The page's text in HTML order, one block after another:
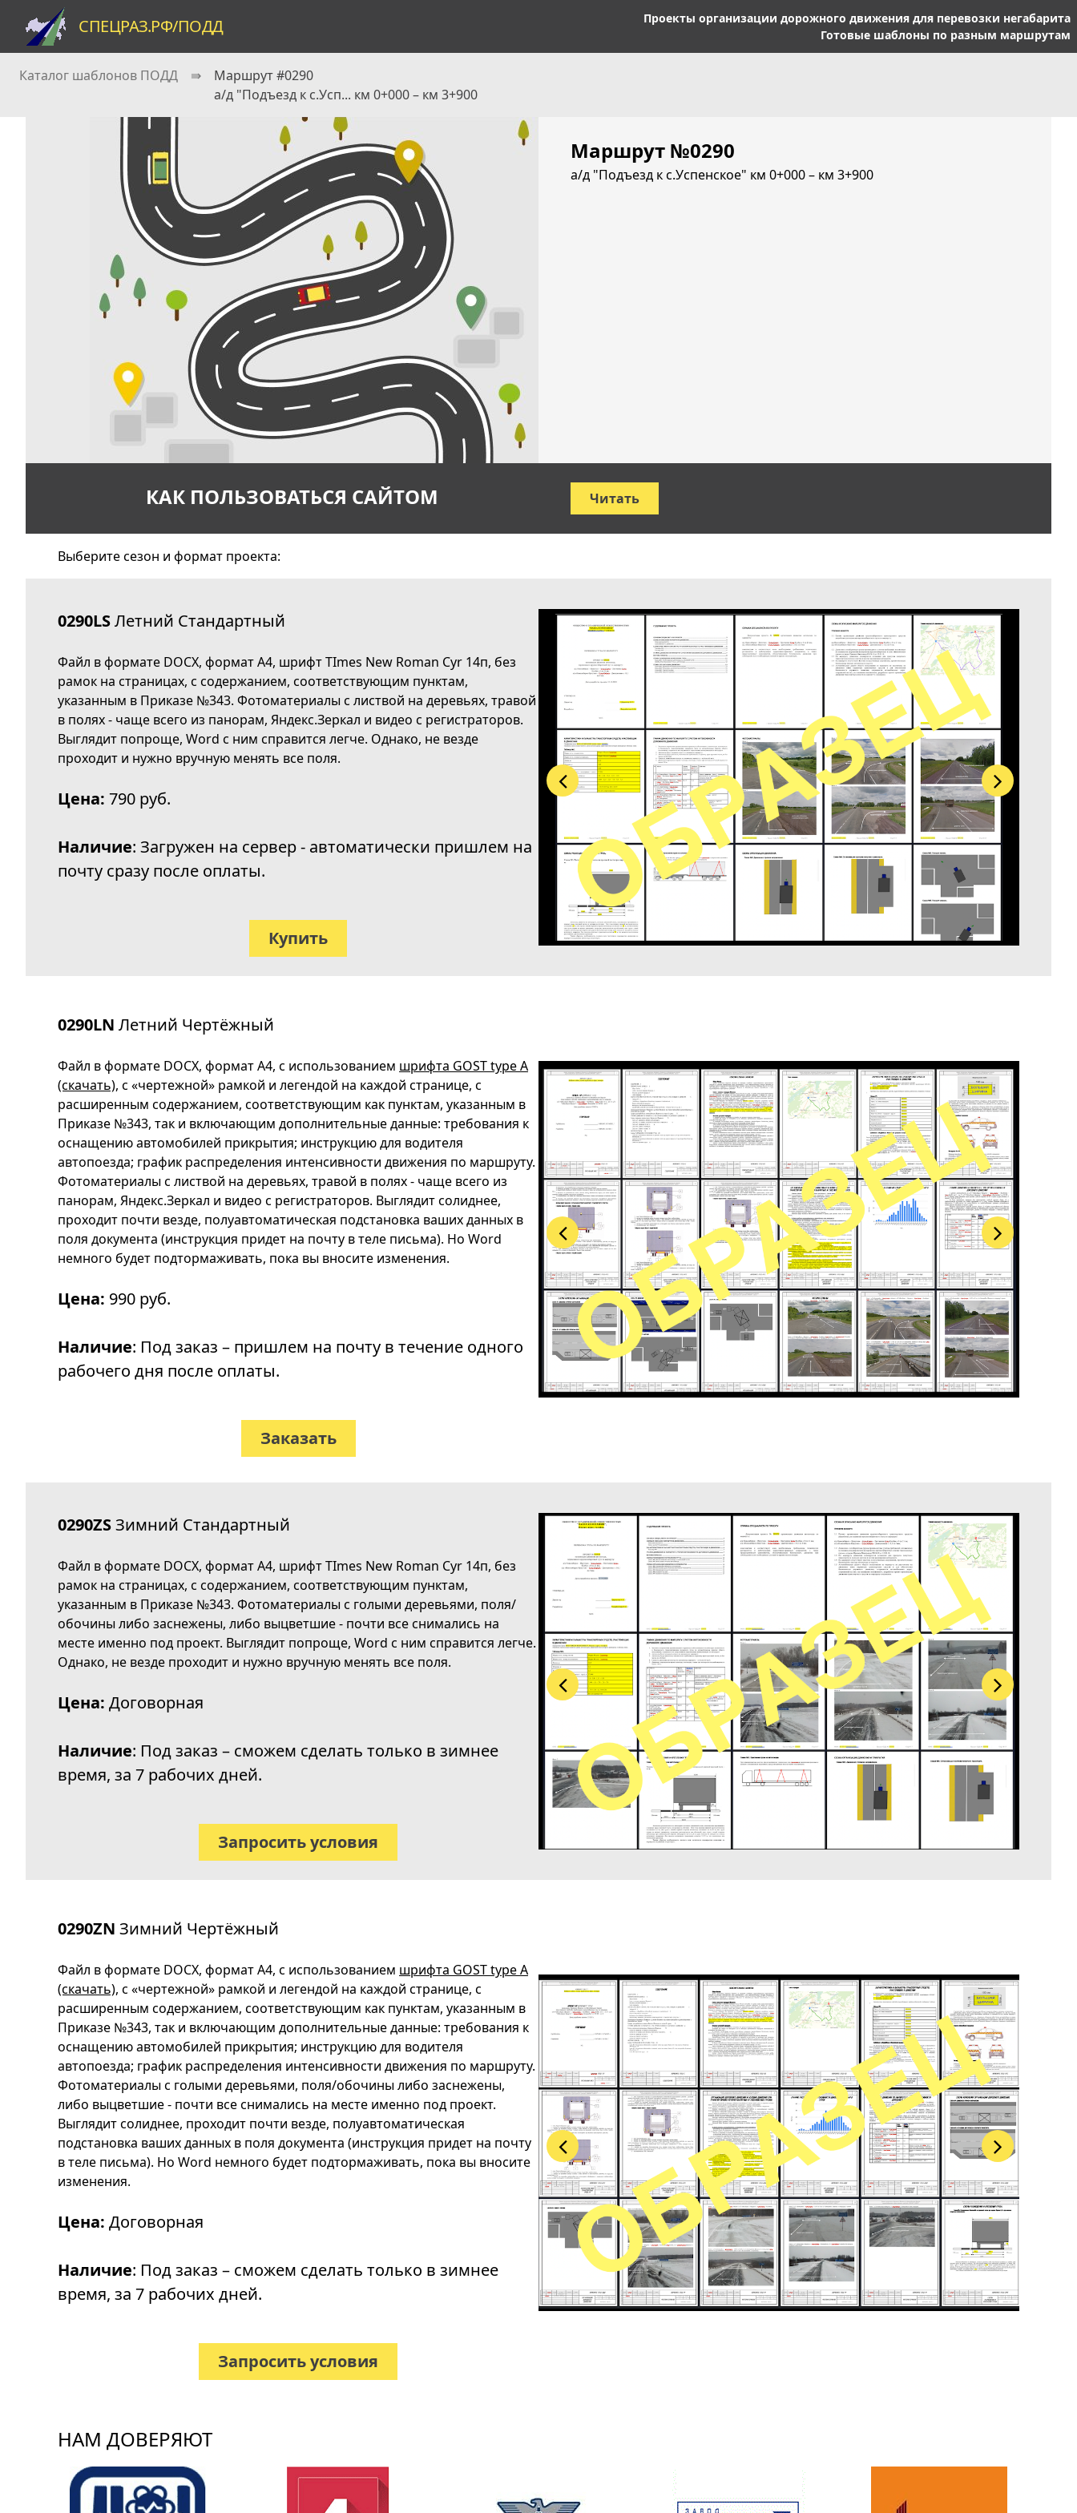
СПЕЦРАЗ.РФ/ПОДД
Проекты организации дорожного движения для перевозки негабарита
Готовые шаблоны по разным маршрутам
Каталог шаблонов ПОДД ⇛
Маршрут #0290
а/д "Подъезд к с.Усп... км 0+000 – км 3+900
Маршрут №0290
а/д "Подъезд к с.Успенское" км 0+000 – км 3+900
КАК ПОЛЬЗОВАТЬСЯ САЙТОМ Читать
Выберите сезон и формат проекта:
0290LSЛетний Стандартный
Файл в формате DOCX, формат А4, шрифт TImes New Roman Cyr 14п, без
рамок на страницах, с содержанием, соответствующим пунктам,
указанным в Приказе №343. Фотоматериалы с листвой на деревьях, травой
в полях - чаще всего из панорам, Яндекс.Зеркал и видео с регистраторов.
Выглядит попроще, Word с ним справится легче. Однако, не везде
проходит и нужно вручную менять все поля.
Цена: 790 руб.
Наличие: Загружен на сервер - автоматически пришлем на
почту сразу после оплаты.
Купить
0290LN Летний Чертёжный
Файл в формате DOCX, формат А4, с использованием шрифта GOST type A
(скачать), с «чертежной» рамкой и легендой на каждой странице, с
расширенным содержанием, соответствующим как пунктам, указанным в
Приказе №343, так и включающим дополнительные данные: требования к
оснащению автомобилей прикрытия; инструкцию для водителя
автопоезда; график распределения интенсивности движения по маршруту.
Фотоматериалы с листвой на деревьях, травой в полях - чаще всего из
панорам, Яндекс.Зеркал и видео с регистраторов. Выглядит солиднее,
проходит почти везде, полуавтоматическая подстановка ваших данных в
поля документа (инструкция придет на почту в теле письма). Но Word
немного будет подтормаживать, пока вы вносите изменения.
Цена: 990 руб.
Наличие: Под заказ – пришлем на почту в течение одного
рабочего дня после оплаты.
Заказать
0290ZSЗимний Стандартный
Файл в формате DOCX, формат А4, шрифт TImes New Roman Cyr 14п, без
рамок на страницах, с содержанием, соответствующим пунктам,
указанным в Приказе №343. Фотоматериалы с голыми деревьями, поля/
обочины либо заснежены, либо выцветшие - почти все снимались на
месте именно под проект. Выглядит попроще, Word с ним справится легче.
Однако, не везде проходит и нужно вручную менять все поля.
Цена: Договорная
Наличие: Под заказ – сможем сделать только в зимнее
время, за 7 рабочих дней.
Запросить условия
0290ZN Зимний Чертёжный
Файл в формате DOCX, формат А4, с использованием шрифта GOST type A
(скачать), с «чертежной» рамкой и легендой на каждой странице, с
расширенным содержанием, соответствующим как пунктам, указанным в
Приказе №343, так и включающим дополнительные данные: требования к
оснащению автомобилей прикрытия; инструкцию для водителя
автопоезда; график распределения интенсивности движения по маршруту.
Фотоматериалы с голыми деревьями, поля/обочины либо заснежены,
либо выцветшие - почти все снимались на месте именно под проект.
Выглядит солиднее, проходит почти везде, полуавтоматическая
подстановка ваших данных в поля документа (инструкция придет на почту
в теле письма). Но Word немного будет подтормаживать, пока вы вносите
изменения.
Цена: Договорная
Наличие: Под заказ – сможем сделать только в зимнее
время, за 7 рабочих дней.
Запросить условия
НАМ ДОВЕРЯЮТ